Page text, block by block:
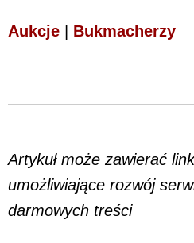
Aukcje Bukmacherzy
Artykuł może zawierać
umożliwiające rozwój
darmowych treści